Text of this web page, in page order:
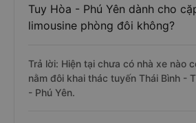
Tuy Hòa - Phú Yên dành cho
limousine phòng đôi không?
Trả lời: Hiện tại chưa có nhà xe nào
nằm đôi khai thác tuyến Thái Bình -
- Phú Yên.